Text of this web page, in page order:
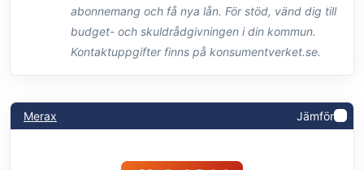
abonnemang och få nya lån. För stöd, vänd dig till
budget- och skuldrådgivningen i din kommun.
Kontaktuppgifter finns på konsumentverket.se.
Merax Jämför